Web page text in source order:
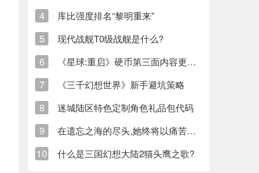
4 库比强度排名“黎明重来”
5 现代战舰T0级战舰是什么?
6 《星球:重启》硬币第三面内容更新清单
7 《三千幻想世界》新手避坑策略
8 迷城陆区特色定制角色礼品包代码
9 在遗忘之海的尽头,她终将以痛苦创造新的生命
10 什么是三国幻想大陆2猫头鹰之歌?